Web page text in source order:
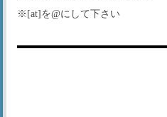
※[at]を@にして下さい